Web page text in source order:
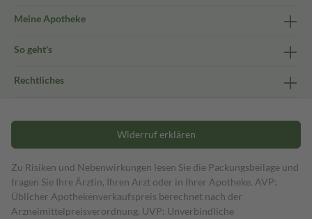
Meine Apotheke
So geht's
Rechtliches
Widerruf erklären
Zu Risiken und Nebenwirkungen lesen Sie die Packungsbeilage und
fragen Sie Ihre Ärztin, Ihren Arzt oder in Ihrer Apotheke. AVP:
Üblicher Apothekenverkaufspreis berechnet nach der
Arzneimittelpreisverordnung. UVP: Unverbindliche